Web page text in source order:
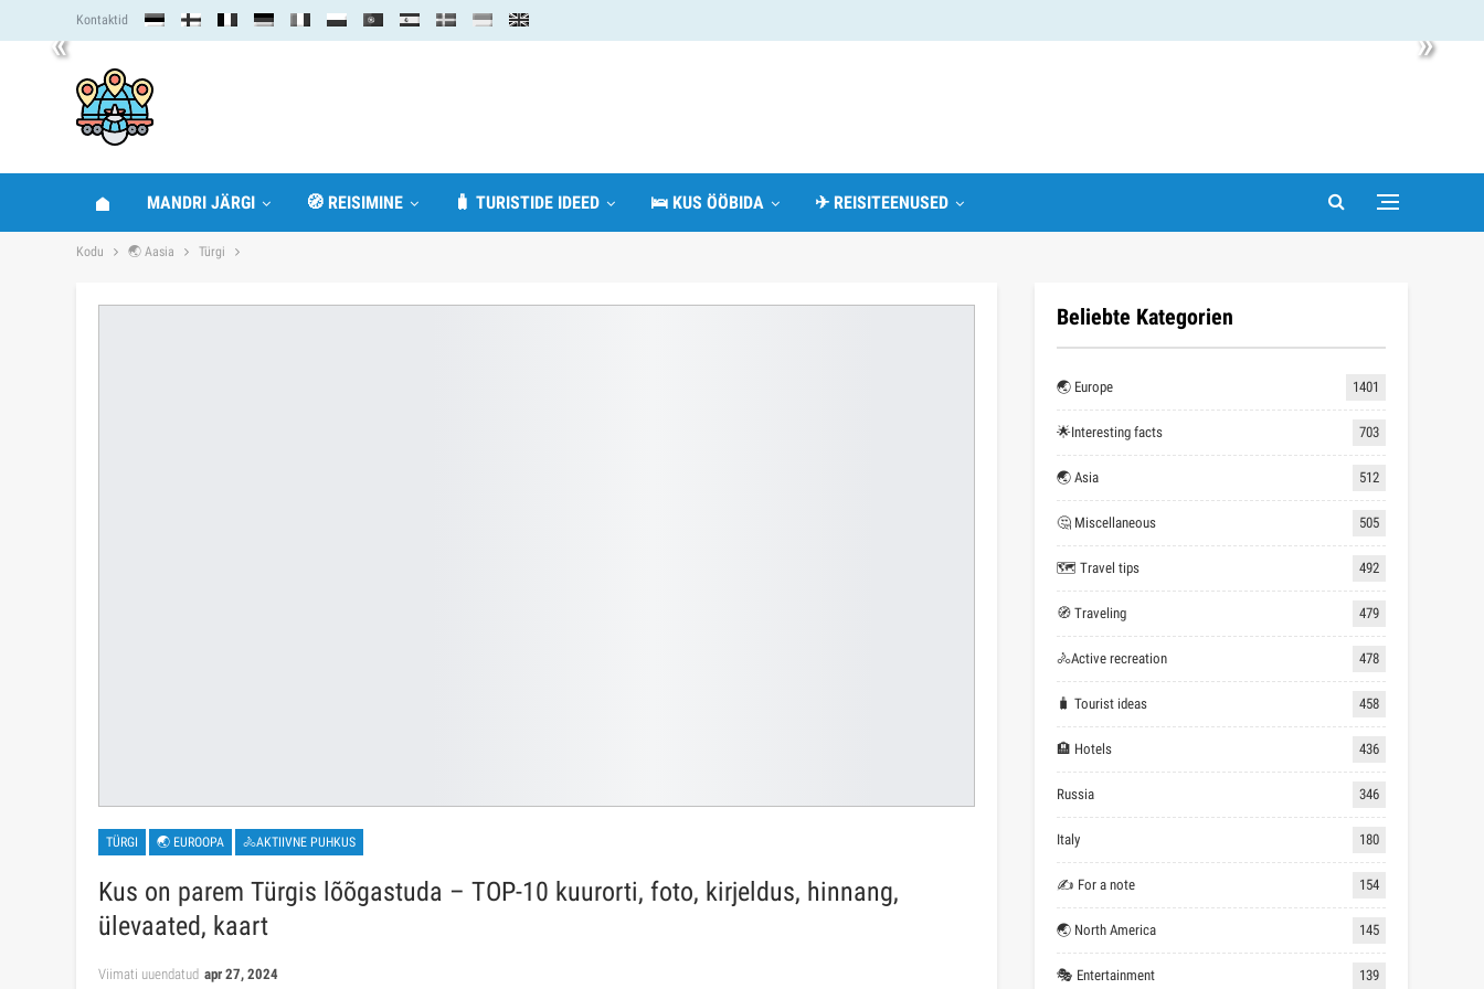
« »
Kontaktid
MANDRI JÄRGI 🧭 REISIMINE 🧳 TURISTIDE IDEED 🛌 KUS ÖÖBIDA ✈ REISITEENUSED
Kodu 🌏 Aasia Türgi
TÜRGI 🌏 EUROOPA 🚴AKTIIVNE PUHKUS
Kus on parem Türgis lõõgastuda – TOP-10 kuurorti, foto, kirjeldus, hinnang,
ülevaated, kaart
Viimati uuendatud apr 27, 2024
Beliebte Kategorien
🌏 Europe 1401
🌟Interesting facts 703
🌏 Asia 512
🤔 Miscellaneous 505
🗺 Travel tips 492
🧭 Traveling 479
🚴Active recreation 478
🧳 Tourist ideas 458
🏨 Hotels 436
Russia 346
Italy 180
✍ For a note 154
🌏 North America 145
🎭 Entertainment 139